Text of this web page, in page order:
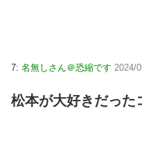
7: 名無しさん＠恐縮です 2024/
松本が大好きだった